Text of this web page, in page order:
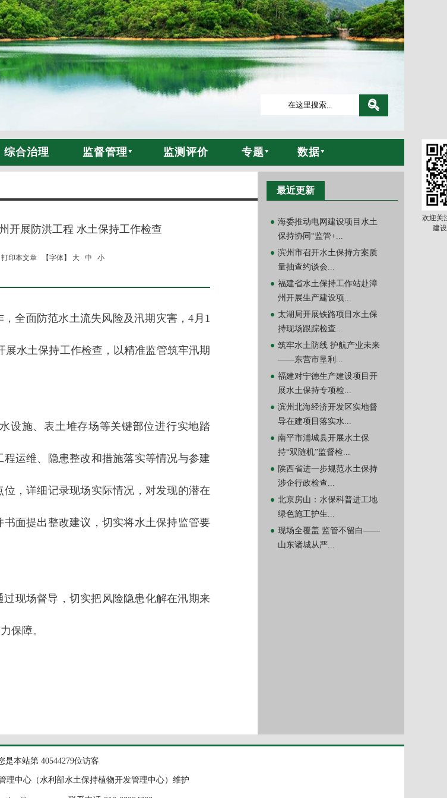
综合治理 监督管理 监测评价 专题 数据
展防洪工程 水土保持工作检查
打印本文章 【字体】 大 中 小
全面防范水土流失风险及汛期灾害，4月1
水土保持工作检查，以精准监管筑牢汛期
设施、表土堆存场等关键部位进行实地踏
运维、隐患整改和措施落实等情况与参建
，详细记录现场实际情况，对发现的潜在
面提出整改建议，切实将水土保持监管要
现场督导，切实把风险隐患化解在汛期来
保障。
最近更新
海委推动电网建设项目水土
保持协同“监管+...
滨州市召开水土保持方案质
量抽查约谈会...
福建省水土保持工作站赴漳
州开展生产建设项...
太湖局开展铁路项目水土保
持现场跟踪检查...
筑牢水土防线 护航产业未来
——东营市垦利...
福建对宁德生产建设项目开
展水土保持专项检...
滨州北海经济开发区实地督
导在建项目落实水...
南平市浦城县开展水土保
持“双随机”监督检...
陕西省进一步规范水土保持
涉企行政检查...
北京房山：水保科普进工地
绿色施工护生...
现场全覆盖 监管不留白——
山东诸城从严...
是本站第 40544279位访客
理中心（水利部水土保持植物开发管理中心）维护
欢迎关
建